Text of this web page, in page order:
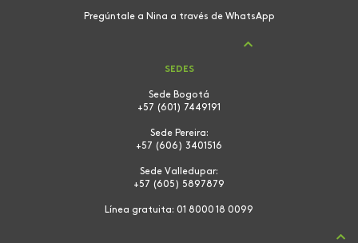
Pregúntale a Nina a través de WhatsApp
SEDES
Sede Bogotá
+57 (601) 7449191
Sede Pereira:
+57 (606) 3401516
Sede Valledupar:
+57 (605) 5897879
Línea gratuita: 01 8000 18 0099